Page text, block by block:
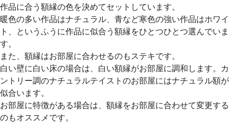
作品に合う額縁の色を決めてセットしています。
暖色の多い作品はナチュラル、青など寒色の強い作品はホワイ
ト、というふうに作品に似合う額縁をひとつひとつ選んでいま
す。
また、額縁はお部屋に合わせるのもステキです。
白い壁に白い床の場合は、白い額縁がお部屋に調和します。カ
ントリー調のナチュラルテイストのお部屋にはナチュラル額が
似合います。
お部屋に特徴がある場合は、額縁をお部屋に合わせて変更する
のもオススメです。